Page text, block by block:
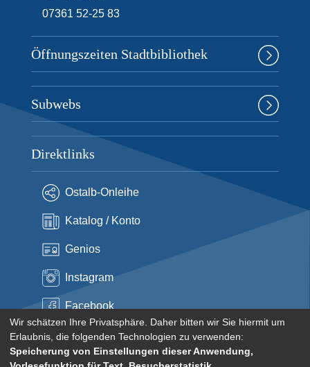
07361 52-25 83
Öffnungszeiten Stadtbibliothek
Subwebs
Direktlinks
Ostalb-Onleihe
Katalog / Konto
Genios
Instagram
Facebook
Wir schätzen Ihre Privatsphäre. Daher bitten wir Sie hiermit um
Erlaubnis, die folgenden Technologien zu verwenden:
Speicherung von Einstellungen dieser Anwendung,